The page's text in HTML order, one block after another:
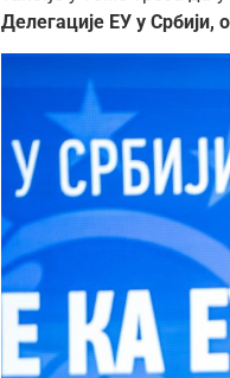
Делегације ЕУ у Србији,